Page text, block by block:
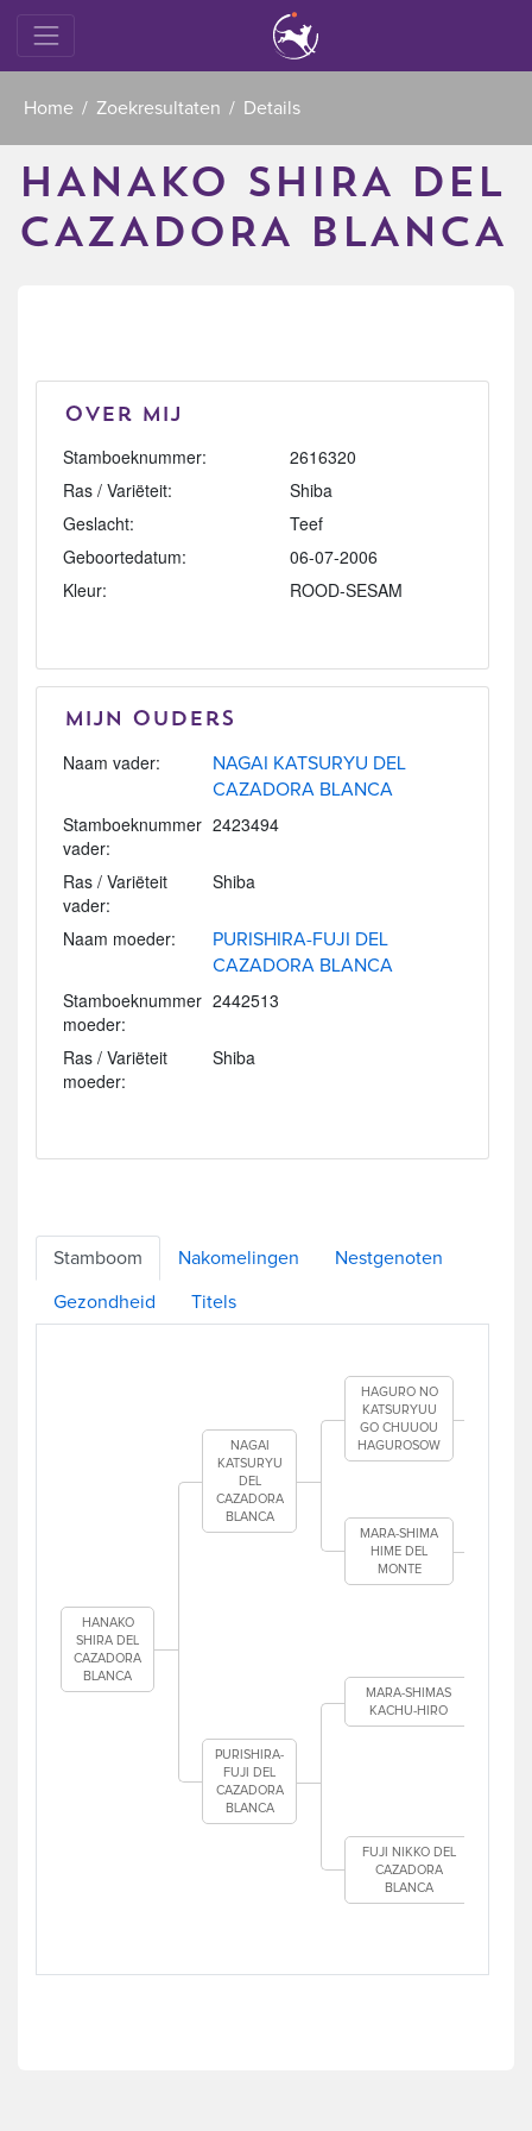
Home Zoekresultaten Details
HANAKO SHIRA DEL
CAZADORA BLANCA
Over mij
Stamboeknummer:
2616320
Ras / Variëteit:
Shiba
Geslacht:
Teef
Geboortedatum:
06-07-2006
Kleur:
ROOD-SESAM
Mijn Ouders
Naam vader:
NAGAI KATSURYU DEL
CAZADORA BLANCA
Stamboeknummer
vader:
2423494
Ras / Variëteit
vader:
Shiba
Naam moeder:
PURISHIRA-FUJI DEL
CAZADORA BLANCA
Stamboeknummer
moeder:
2442513
Ras / Variëteit
moeder:
Shiba
Stamboom Nakomelingen Nestgenoten
Gezondheid Titels
HANAKO
SHIRA DEL
CAZADORA
BLANCA
NAGAI
KATSURYU
DEL
CAZADORA
BLANCA
HAGURO NO
KATSURYUU
GO CHUUOU
HAGUROSOW
MARA-SHIMA
HIME DEL
MONTE
PURISHIRA-
FUJI DEL
CAZADORA
BLANCA
MARA-SHIMAS
KACHU-HIRO
FUJI NIKKO DEL
CAZADORA
BLANCA